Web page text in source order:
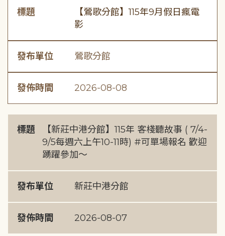
標題
【鶯歌分館】115年9月假日瘋電
影
發布單位 鶯歌分館
發佈時間 2026-08-08
標題
【新莊中港分館】115年 客棧聽故事 ( 7/4-
9/5每週六上午10-11時) #可單場報名 歡迎
踴躍參加～
發布單位 新莊中港分館
發佈時間 2026-08-07